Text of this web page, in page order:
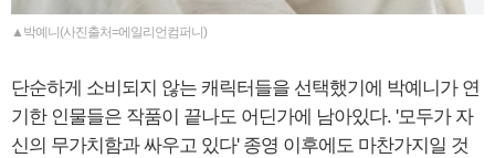
▲박예니(사진출처=에일리언컴퍼니)
단순하게 소비되지 않는 캐릭터들을 선택했기에 박예니가 연
기한 인물들은 작품이 끝나도 어딘가에 남아있다. '모두가 자
신의 무가치함과 싸우고 있다' 종영 이후에도 마찬가지일 것